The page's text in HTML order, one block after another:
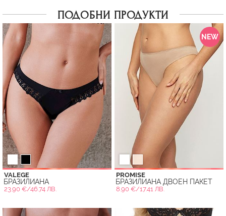
ПОДОБНИ ПРОДУКТИ
VALEGE
БРАЗИЛИАНА
23.90 €/46.74 ЛВ.
NEW
PROMISE
БРАЗИЛИАНА ДВОЕН ПАКЕТ
8.90 €/17.41 ЛВ.